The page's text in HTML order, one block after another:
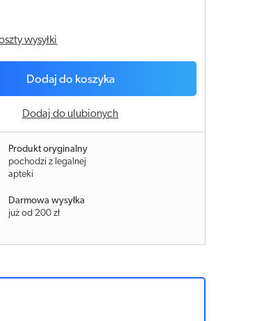
wysyłki
Dodaj do koszyka
Dodaj do ulubionych
Produkt oryginalny
pochodzi z legalnej
apteki
Darmowa wysyłka
już od 200 zł